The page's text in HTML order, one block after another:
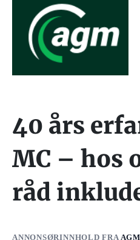
40 års
MC – hos
råd
ANNONSØRINNHOLD FRA